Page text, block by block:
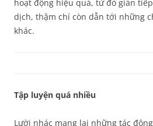
hoạt động hiệu quả, từ đó gián
dịch, thậm chí còn dẫn tới những
khác.
Tập luyện quá nhiều
Lười nhác mang lại những tác